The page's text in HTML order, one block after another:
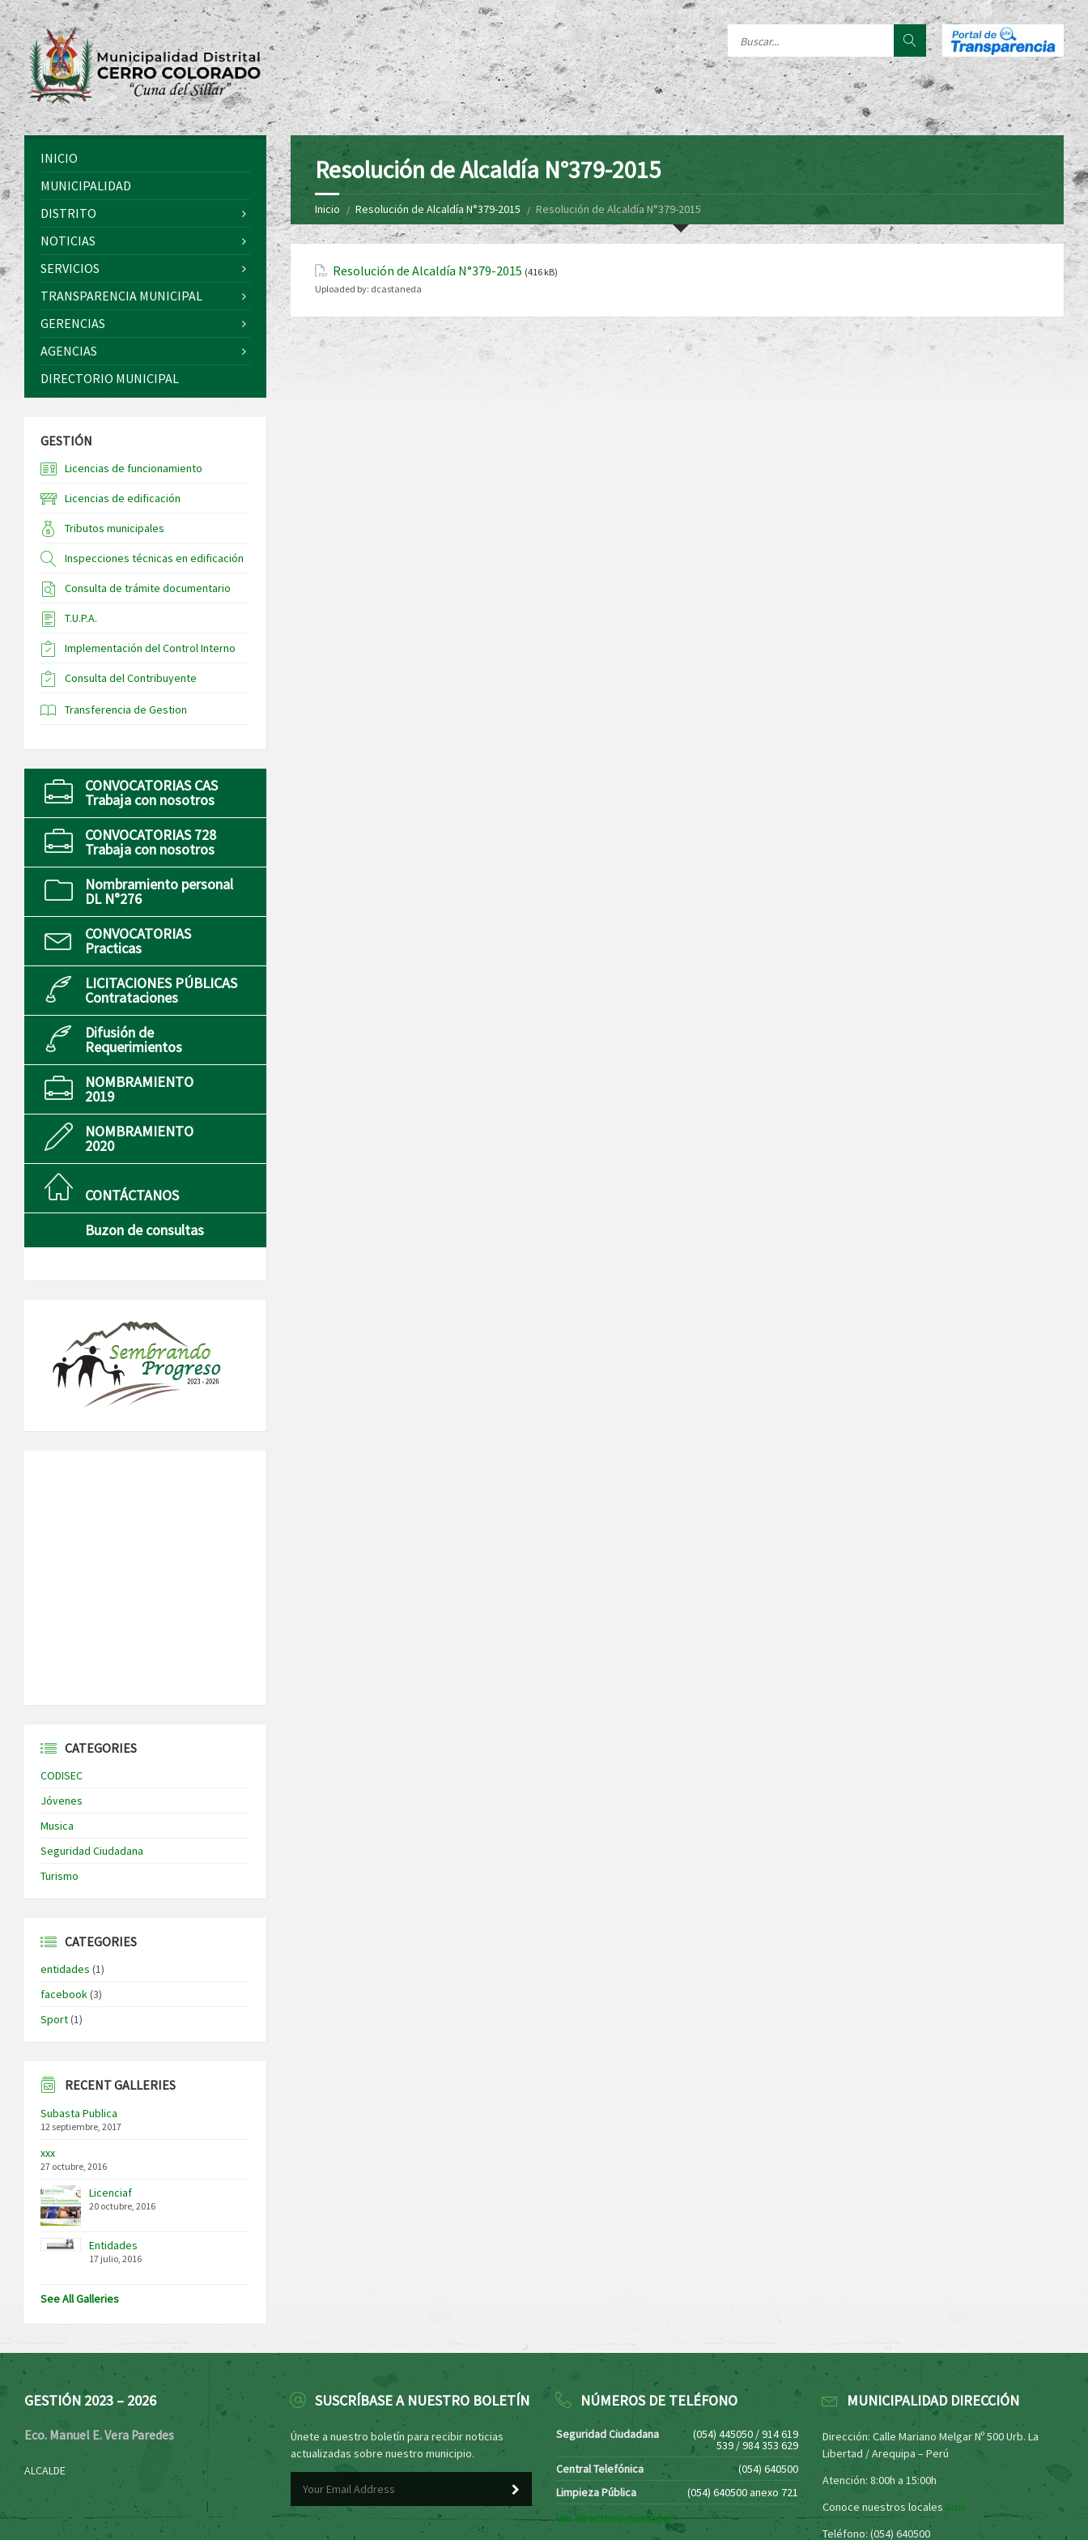
Resolución de Alcaldía N°379-2015
Inicio Resolución de Alcaldía N°379-2015 Resolución de Alcaldía N°379-2015
Resolución de Alcaldía N°379-2015 (416 kB)
Uploaded by: dcastaneda
INICIO
MUNICIPALIDAD
DISTRITO
NOTICIAS
SERVICIOS
TRANSPARENCIA MUNICIPAL
GERENCIAS
AGENCIAS
DIRECTORIO MUNICIPAL
GESTIÓN
Licencias de funcionamiento
Licencias de edificación
Tributos municipales
Inspecciones técnicas en edificación
Consulta de trámite documentario
T.U.P.A.
Implementación del Control Interno
Consulta del Contribuyente
Transferencia de Gestion
CONVOCATORIAS CAS
Trabaja con nosotros
CONVOCATORIAS 728
Trabaja con nosotros
Nombramiento personal
DL N°276
CONVOCATORIAS
Practicas
LICITACIONES PÚBLICAS
Contrataciones
Difusión de
Requerimientos
NOMBRAMIENTO
2019
NOMBRAMIENTO
2020
CONTÁCTANOS
Buzon de consultas
CATEGORIES
CODISEC
Jóvenes
Musica
Seguridad Ciudadana
Turismo
CATEGORIES
entidades (1)
facebook(3)
Sport(1)
RECENT GALLERIES
Subasta Publica
12 septiembre, 2017
xxx
27 octubre, 2016
Licenciaf
20 octubre, 2016
Entidades
17 julio, 2016
See All Galleries
GESTIÓN 2023 – 2026
Eco. Manuel E. Vera Paredes
ALCALDE
SUSCRÍBASE A NUESTRO BOLETÍN
Únete a nuestro boletín para recibir noticias
actualizadas sobre nuestro municipio.
NÚMEROS DE TELÉFONO
Seguridad Ciudadana (054) 445050 / 914 619
539 / 984 353 629
Central Telefónica
(054) 640500
Limpieza Pública
(054) 640500 anexo 721
Ver directorio municipal
MUNICIPALIDAD DIRECCIÓN
Dirección: Calle Mariano Melgar Nº 500 Urb. La
Libertad / Arequipa – Perú
Atención: 8:00h a 15:00h
Conoce nuestros locales aquí
Teléfono: (054) 640500